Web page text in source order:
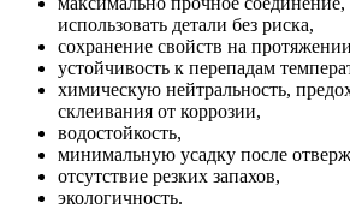
использовать детали без риска,
сохранение свойств на
устойчивость к перепадам
химическую нейтральность,
склеивания от коррозии,
водостойкость,
минимальную усадку после
отсутствие резких запахов,
экологичность.